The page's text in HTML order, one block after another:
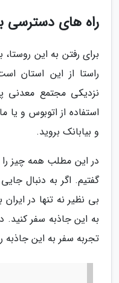
راه های دسترسی
برای رفتن به این
راستا از این استان
نزدیکی مجتمع معدنی
و بیابانک بروید.
در این مطلب همه چیز را
گفتیم. اگر به دنبال
بی نظیر نه تنها در
به این جاذبه سفر کنید.
تجربه سفر به این جاذبه